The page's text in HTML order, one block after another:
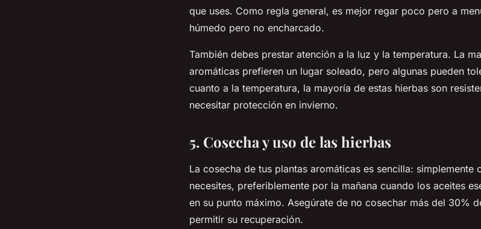
que uses. Como regla general, es mejor regar poco pero a
húmedo pero no encharcado.
También debes prestar atención a la luz y la temperatura. La
aromáticas prefieren un lugar soleado, pero algunas pueden
cuanto a la temperatura, la mayoría de estas hierbas son
necesitar protección en invierno.
5. Cosecha y uso de las hierbas
La cosecha de tus plantas aromáticas es sencilla: simplemente
necesites, preferiblemente por la mañana cuando los aceites
en su punto máximo. Asegúrate de no cosechar más del 30%
permitir su recuperación.